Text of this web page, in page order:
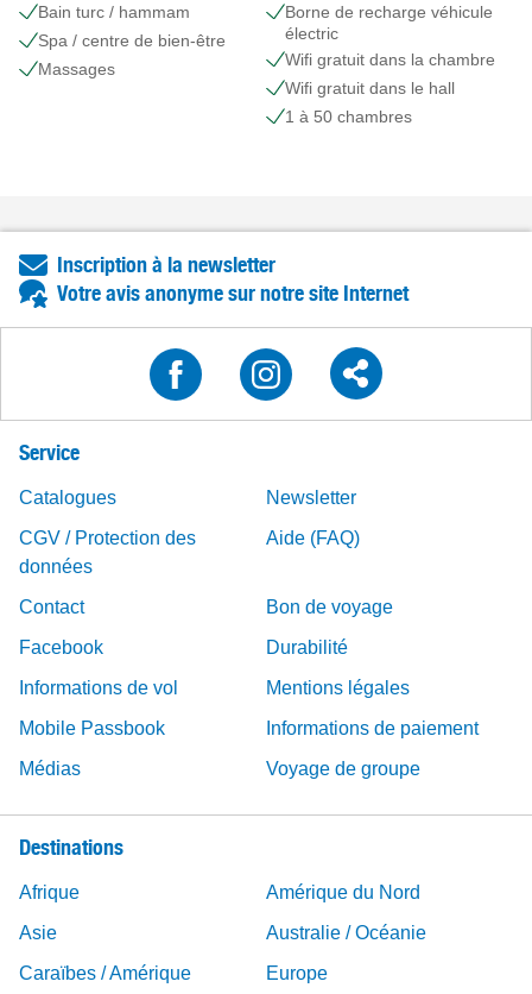
Bain turc / hammam
Spa / centre de bien-être
Massages
Borne de recharge véhicule
électric
Wifi gratuit dans la chambre
Wifi gratuit dans le hall
1 à 50 chambres
Inscription à la newsletter
Votre avis anonyme sur notre site Internet
Service
Catalogues
Newsletter
CGV / Protection des
données
Aide (FAQ)
Contact
Bon de voyage
Facebook
Durabilité
Informations de vol
Mentions légales
Mobile Passbook
Informations de paiement
Médias
Voyage de groupe
Destinations
Afrique
Amérique du Nord
Asie
Australie / Océanie
Caraïbes / Amérique
Europe